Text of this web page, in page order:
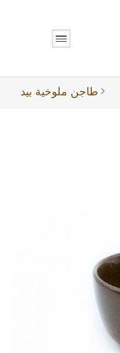
طاجن ملوخية بيد